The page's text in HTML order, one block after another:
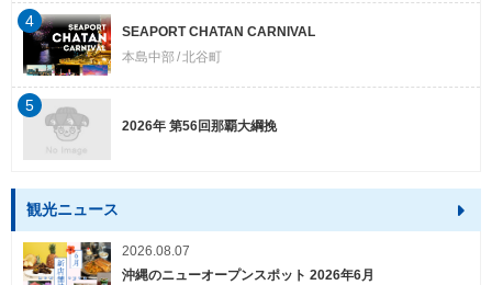
SEAPORT CHATAN CARNIVAL
本島中部 北谷町
4
2026年 第56回那覇大綱挽
5
観光ニュース
2026.08.07
沖縄のニューオープンスポット 2026年6月